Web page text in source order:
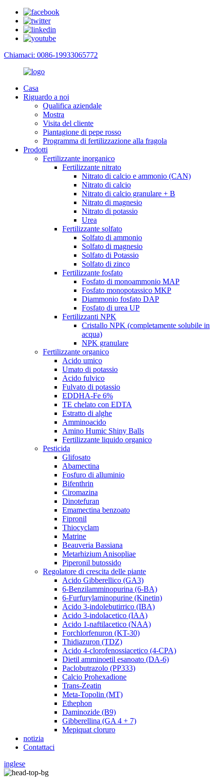
Chiamaci: 0086-19933065772
Casa
Riguardo a noi
Qualifica aziendale
Mostra
Visita del cliente
Piantagione di pepe rosso
Programma di fertilizzazione alla fragola
Prodotti
Fertilizzante inorganico
Fertilizzante nitrato
Nitrato di calcio e ammonio (CAN)
Nitrato di calcio
Nitrato di calcio granulare + B
Nitrato di magnesio
Nitrato di potassio
Urea
Fertilizzante solfato
Solfato di ammonio
Solfato di magnesio
Solfato di Potassio
Solfato di zinco
Fertilizzante fosfato
Fosfato di monoammonio MAP
Fosfato monopotassico MKP
Diammonio fosfato DAP
Fosfato di urea UP
Fertilizzanti NPK
Cristallo NPK (completamente solubile in
acqua)
NPK granulare
Fertilizzante organico
Acido umico
Umato di potassio
Acido fulvico
Fulvato di potassio
EDDHA-Fe 6%
TE chelato con EDTA
Estratto di alghe
Amminoacido
Amino Humic Shiny Balls
Fertilizzante liquido organico
Pesticida
Glifosato
Abamectina
Fosfuro di alluminio
Bifenthrin
Ciromazina
Dinotefuran
Emamectina benzoato
Fipronil
Thiocyclam
Matrine
Beauveria Bassiana
Metarhizium Anisopliae
Piperonil butossido
Regolatore di crescita delle piante
Acido Gibberellico (GA3)
6-Benzilamminopurina (6-BA)
6-Furfurylaminopurine (Kinetin)
Acido 3-indolebutirrico (IBA)
Acido 3-indolacetico (IAA)
Acido 1-naftilacetico (NAA)
Forchlorfenuron (KT-30)
Thidiazuron (TDZ)
Acido 4-clorofenossiacetico (4-CPA)
Dietil amminoetil esanoato (DA-6)
Paclobutrazolo (PP333)
Calcio Prohexadione
Trans-Zeatin
Meta-Topolin (MT)
Ethephon
Daminozide (B9)
Gibberellina (GA 4 + 7)
Mepiquat cloruro
notizia
Contattaci
inglese